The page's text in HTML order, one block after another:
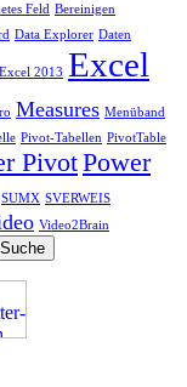
Feld Bereinigen
Data Explorer Daten
Excel 2013 Excel
Measures Menüband
Pivot-Tabellen PivotTable
PivotPower
SUMX SVERWEIS
Video2Brain